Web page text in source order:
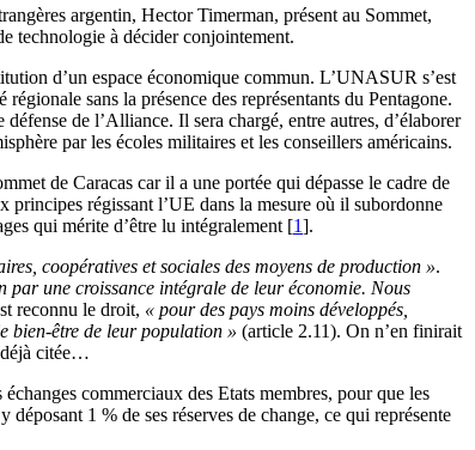
argentin, Hector Timerman, présent au Sommet,
technologie à décider conjointement.
d’un espace économique commun. L’UNASUR s’est
sans la présence des représentants du Pentagone.
de l’Alliance. Il sera chargé, entre autres, d’élaborer
par les écoles militaires et les conseillers américains.
de Caracas car il a une portée qui dépasse le cadre de
régissant l’UE dans la mesure où il subordonne
qui mérite d’être lu intégralement [1].
coopératives et sociales des moyens de production ».
par une croissance intégrale de leur économie. Nous
reconnu le droit, « pour des pays moins développés,
bien-être de leur population » (article 2.11). On n’en finirait
déjà citée…
commerciaux des Etats membres, pour que les
1 % de ses réserves de change, ce qui représente